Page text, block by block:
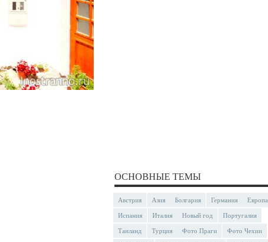
ОСНОВНЫЕ ТЕМЫ
Австрия Азия Болгария Германия Европа
Испания Италия Новый год Португалия
Таиланд Турция Фото Праги Фото Чехии